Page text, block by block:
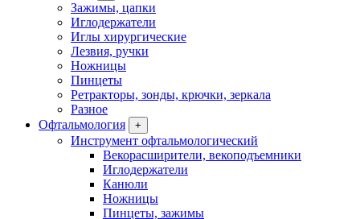
Зажимы, цапки
Иглодержатели
Иглы хирургические
Лезвия, ручки
Ножницы
Пинцеты
Ретракторы, зонды, крючки, зеркала
Разное
Офтальмология
+
Инструмент офтальмологический
Векорасширители, векоподъемники
Иглодержатели
Канюли
Ножницы
Пинцеты, зажимы